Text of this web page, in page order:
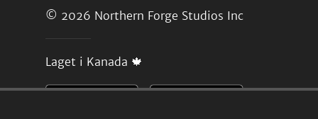
© 2026 Northern Forge Studios Inc
Laget i Kanada 🍁